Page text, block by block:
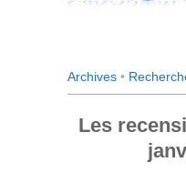
Archives •
Les